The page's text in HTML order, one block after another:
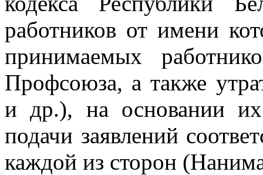
работников от имени
принимаемых
Профсоюза, а также
и др.), на основании их
подачи заявлений
каждой из сторон